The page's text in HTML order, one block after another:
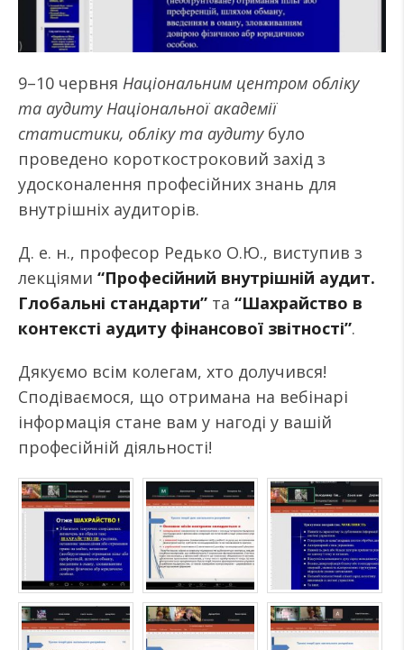
9–10 червня Національним центром обліку
та аудиту Національної академії
статистики, обліку та аудитубуло
проведено короткостроковий захід з
удосконалення професійних знань для
внутрішніх аудиторів.
Д. е. н., професор Редько О.Ю., виступив з
лекціями “Професійний внутрішній аудит.
Глобальні стандарти” та “Шахрайство в
контексті аудиту фінансової звітності”.
Дякуємо всім колегам, хто долучився!
Сподіваємося, що отримана на вебінарі
інформація стане вам у нагоді у вашій
професійній діяльності!